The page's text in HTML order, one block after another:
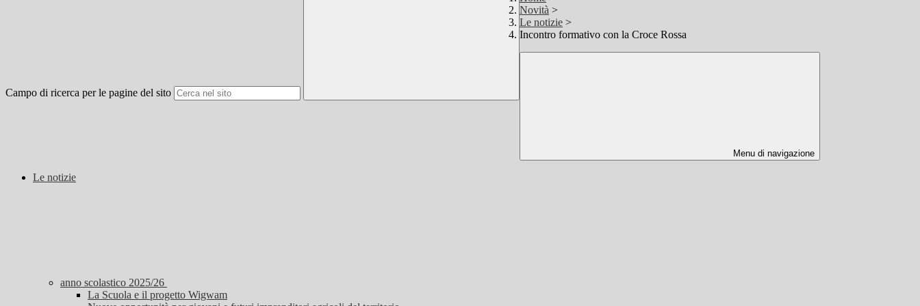
Campo di ricerca per le pagine del sito
Novità >
Le notizie >
Incontro formativo con la Croce Rossa
Menu di navigazione
Le notizie
anno scolastico 2025/26
La Scuola e il progetto Wigwam